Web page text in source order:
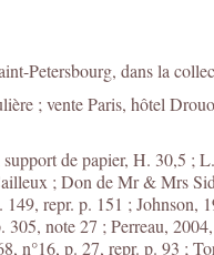
Petersbourg, dans la
; vente Paris, hôtel
de papier, H. 30,5
; Don de Mr & Mrs
repr. p. 151 ; Johnson,
note 27 ; Perreau,
n°16, p. 27, repr. p. 93 ;